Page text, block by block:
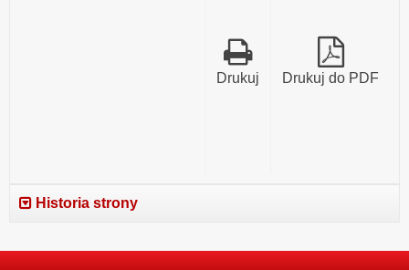
Drukuj do PDF
Drukuj
Historia strony